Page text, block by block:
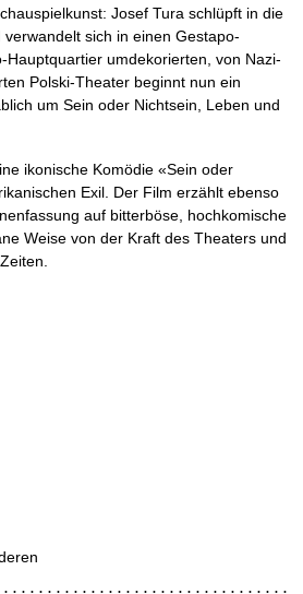
Josef Tura schlüpft in die
sich in einen Gestapo-
Hauptquartier umdekorierten, von Nazi-
Polski-Theater beginnt nun ein
um Sein oder Nichtsein, Leben und
ikonische Komödie «Sein oder
Exil. Der Film erzählt ebenso
auf bitterböse, hochkomische
Weise von der Kraft des Theaters und